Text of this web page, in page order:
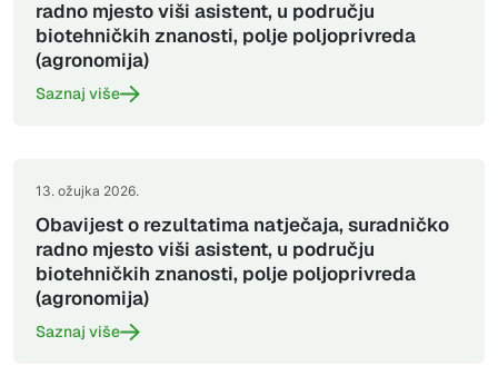
radno mjesto viši asistent, u području
biotehničkih znanosti, polje poljoprivreda
(agronomija)
Saznaj više
13. ožujka 2026.
Obavijest o rezultatima natječaja, suradničko
radno mjesto viši asistent, u području
biotehničkih znanosti, polje poljoprivreda
(agronomija)
Saznaj više